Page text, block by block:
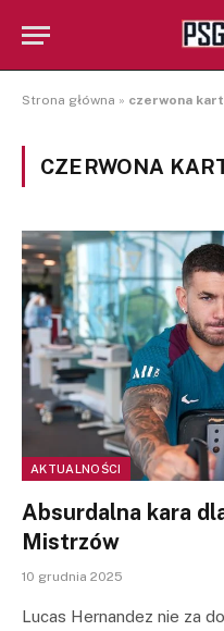
Strona główna » czerwona
CZERWONA
AKTUALNOŚCI
Absurdalna kara
Mistrzów
10 grudnia 2025
Lucas Hernandez nie za